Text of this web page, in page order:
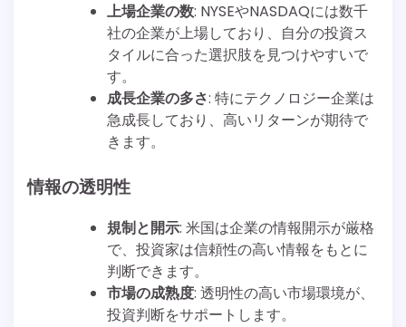
上場企業の数: NYSEやNASDAQには数千
社の企業が上場しており、自分の投資ス
タイルに合った選択肢を見つけやすいで
す。
成長企業の多さ: 特にテクノロジー企業は
急成長しており、高いリターンが期待で
きます。
情報の透明性
規制と開示: 米国は企業の情報開示が厳格
で、投資家は信頼性の高い情報をもとに
判断できます。
市場の成熟度: 透明性の高い市場環境が、
投資判断をサポートします。